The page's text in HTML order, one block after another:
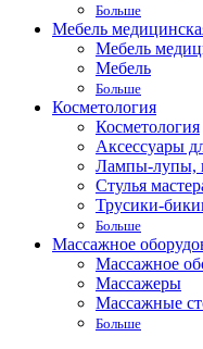
Больше
Мебель
Мебель
Мебель
Больше
Косметология
Косметология
Аксессуары
Лампы-лупы,
Стулья
Трусики-
Больше
Массажное
Массажное
Массажеры
Массажные
Больше